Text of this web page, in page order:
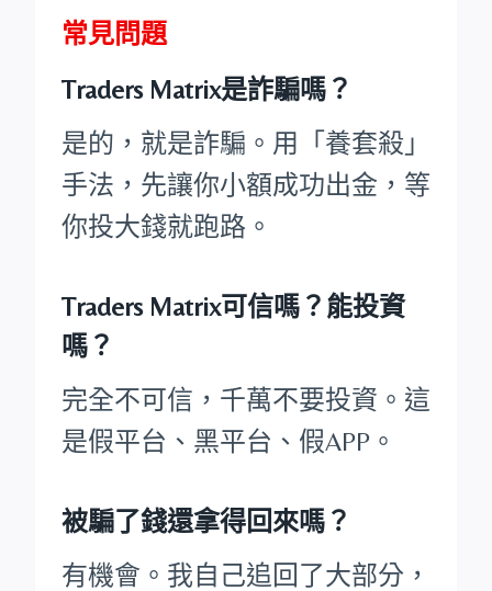
常見問題
Traders Matrix是詐騙嗎？
是的，就是詐騙。用「養套殺」
手法，先讓你小額成功出金，等
你投大錢就跑路。
Traders Matrix可信嗎？能投資
嗎？
完全不可信，千萬不要投資。這
是假平台、黑平台、假APP。
被騙了錢還拿得回來嗎？
有機會。我自己追回了大部分，